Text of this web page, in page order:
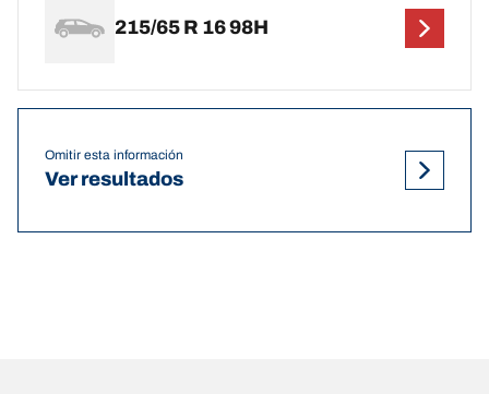
215/65 R 16 98H
Omitir esta información
Ver resultados